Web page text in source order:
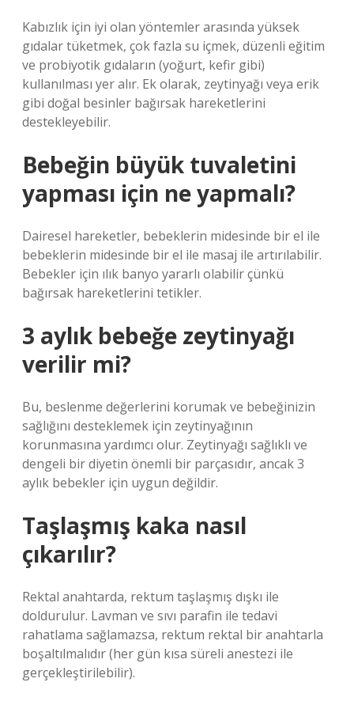
Kabızlık için iyi olan yöntemler arasında yüksek
gıdalar tüketmek, çok fazla su içmek, düzenli eğitim
ve probiyotik gıdaların (yoğurt, kefir gibi)
kullanılması yer alır. Ek olarak, zeytinyağı veya erik
gibi doğal besinler bağırsak hareketlerini
destekleyebilir.
Bebeğin büyük tuvaletini
yapması için ne yapmalı?
Dairesel hareketler, bebeklerin midesinde bir el ile
bebeklerin midesinde bir el ile masaj ile artırılabilir.
Bebekler için ılık banyo yararlı olabilir çünkü
bağırsak hareketlerini tetikler.
3 aylık bebeğe zeytinyağı
verilir mi?
Bu, beslenme değerlerini korumak ve bebeğinizin
sağlığını desteklemek için zeytinyağının
korunmasına yardımcı olur. Zeytinyağı sağlıklı ve
dengeli bir diyetin önemli bir parçasıdır, ancak 3
aylık bebekler için uygun değildir.
Taşlaşmış kaka nasıl
çıkarılır?
Rektal anahtarda, rektum taşlaşmış dışkı ile
doldurulur. Lavman ve sıvı parafin ile tedavi
rahatlama sağlamazsa, rektum rektal bir anahtarla
boşaltılmalıdır (her gün kısa süreli anestezi ile
gerçekleştirilebilir).